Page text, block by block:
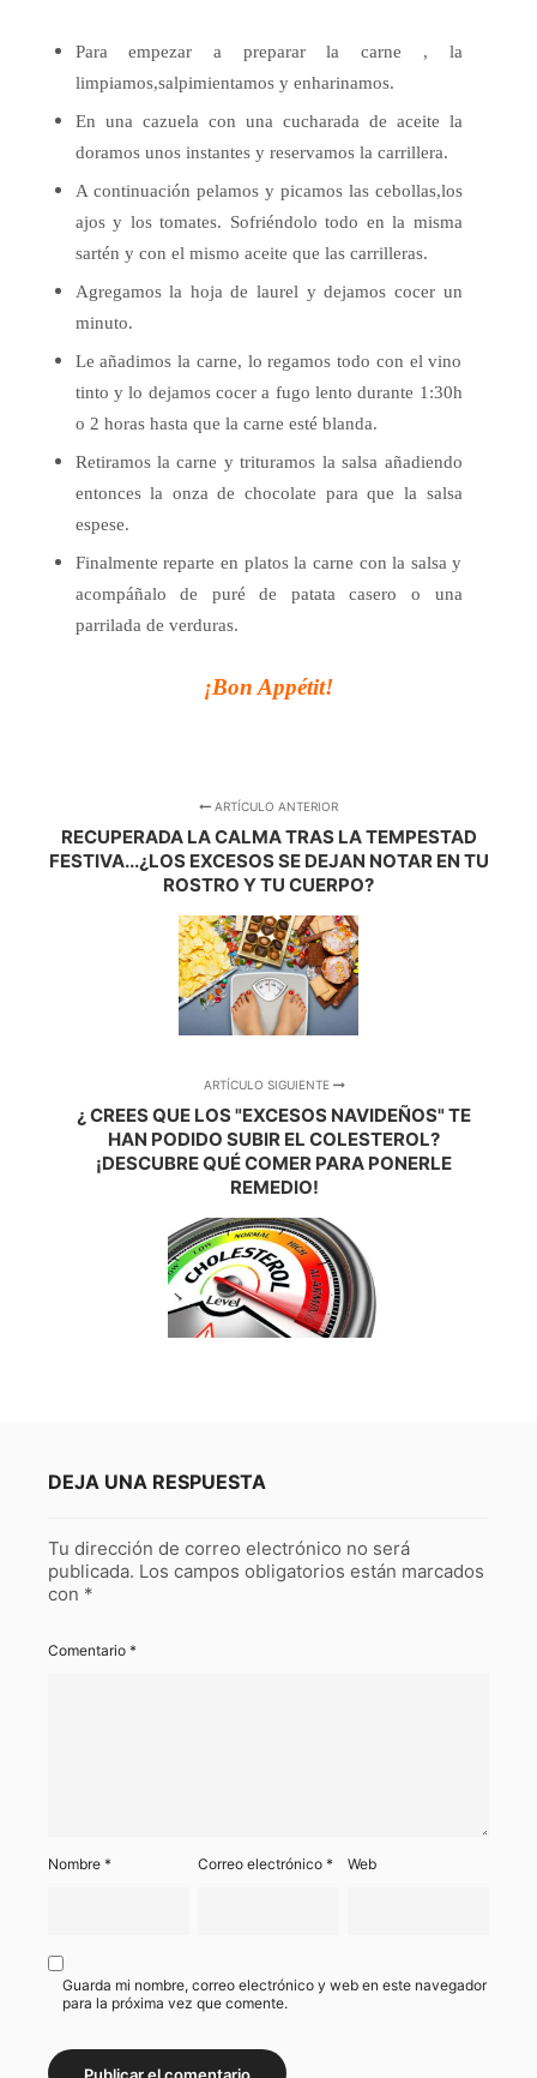
Para empezar a preparar la carne , la
limpiamos,salpimientamos y enharinamos.
En una cazuela con una cucharada de aceite la
doramos unos instantes y reservamos la carrillera.
A continuación pelamos y picamos las cebollas,los
ajos y los tomates. Sofriéndolo todo en la misma
sartén y con el mismo aceite que las carrilleras.
Agregamos la hoja de laurel y dejamos cocer un
minuto.
Le añadimos la carne, lo regamos todo con el vino
tinto y lo dejamos cocer a fugo lento durante 1:30h
o 2 horas hasta que la carne esté blanda.
Retiramos la carne y trituramos la salsa añadiendo
entonces la onza de chocolate para que la salsa
espese.
Finalmente reparte en platos la carne con la salsa y
acompáñalo de puré de patata casero o una
parrilada de verduras.
¡Bon Appétit!
ARTÍCULO ANTERIOR
RECUPERADA LA CALMA TRAS LA TEMPESTAD
FESTIVA...¿LOS EXCESOS SE DEJAN NOTAR EN TU
ROSTRO Y TU CUERPO?
ARTÍCULO SIGUIENTE
¿ CREES QUE LOS "EXCESOS NAVIDEÑOS" TE
HAN PODIDO SUBIR EL COLESTEROL?
¡DESCUBRE QUÉ COMER PARA PONERLE
REMEDIO!
DEJA UNA RESPUESTA
Tu dirección de correo electrónico no será
publicada. Los campos obligatorios están marcados
con *
Comentario *
Nombre * Correo electrónico* Web
Guarda mi nombre, correo electrónico y web en este navegador
para la próxima vez que comente.